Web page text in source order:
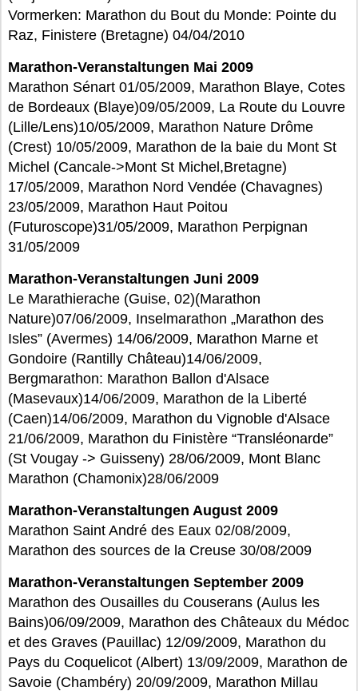
Vormerken: Marathon du Bout du Monde: Pointe du
Raz, Finistere (Bretagne) 04/04/2010
Marathon-Veranstaltungen Mai 2009
Marathon Sénart 01/05/2009, Marathon Blaye, Cotes
de Bordeaux (Blaye)09/05/2009, La Route du Louvre
(Lille/Lens)10/05/2009, Marathon Nature Drôme
(Crest) 10/05/2009, Marathon de la baie du Mont St
Michel (Cancale->Mont St Michel,Bretagne)
17/05/2009, Marathon Nord Vendée (Chavagnes)
23/05/2009, Marathon Haut Poitou
(Futuroscope)31/05/2009, Marathon Perpignan
31/05/2009
Marathon-Veranstaltungen Juni 2009
Le Marathierache (Guise, 02)(Marathon
Nature)07/06/2009, Inselmarathon „Marathon des
Isles” (Avermes) 14/06/2009, Marathon Marne et
Gondoire (Rantilly Château)14/06/2009,
Bergmarathon: Marathon Ballon d'Alsace
(Masevaux)14/06/2009, Marathon de la Liberté
(Caen)14/06/2009, Marathon du Vignoble d'Alsace
21/06/2009, Marathon du Finistère “Transléonarde”
(St Vougay -> Guisseny) 28/06/2009, Mont Blanc
Marathon (Chamonix)28/06/2009
Marathon-Veranstaltungen August 2009
Marathon Saint André des Eaux 02/08/2009,
Marathon des sources de la Creuse 30/08/2009
Marathon-Veranstaltungen September 2009
Marathon des Ousailles du Couserans (Aulus les
Bains)06/09/2009, Marathon des Châteaux du Médoc
et des Graves (Pauillac) 12/09/2009, Marathon du
Pays du Coquelicot (Albert) 13/09/2009, Marathon de
Savoie (Chambéry) 20/09/2009, Marathon Millau